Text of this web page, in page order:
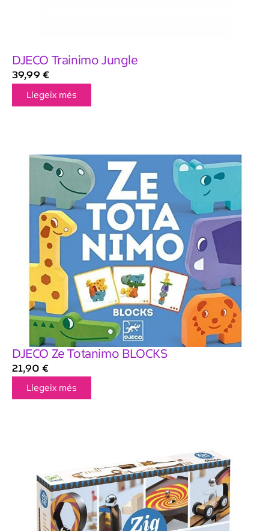
DJECO Trainimo Jungle
39,99 €
Llegeix més
DJECO Ze Totanimo BLOCKS
21,90 €
Llegeix més